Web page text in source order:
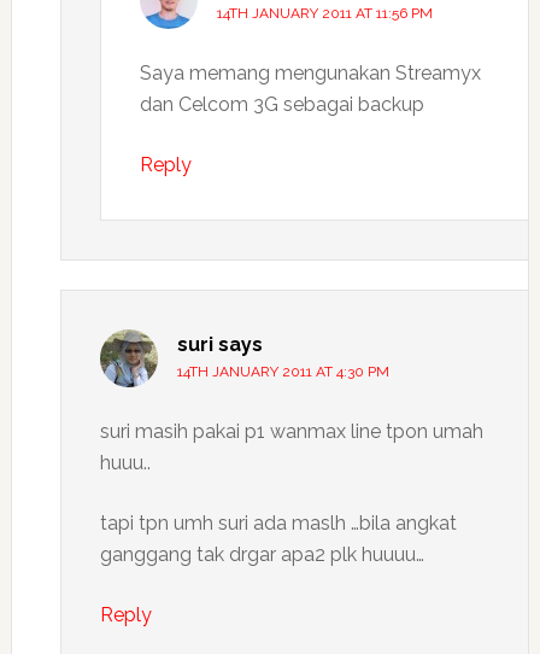
14TH JANUARY 2011 AT 11:56 PM
Saya memang mengunakan Streamyx
dan Celcom 3G sebagai backup
Reply
suri says
14TH JANUARY 2011 AT 4:30 PM
suri masih pakai p1 wanmax line tpon umah
huuu..
tapi tpn umh suri ada maslh …bila angkat
ganggang tak drgar apa2 plk huuuu…
Reply